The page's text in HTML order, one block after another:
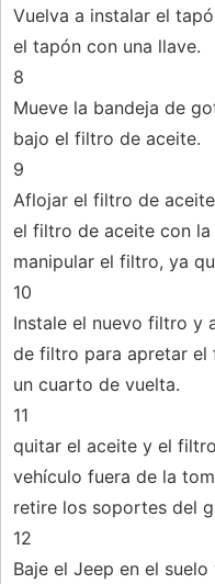
Vuelva a instalar el
el tapón con una llave.
8
Mueve la bandeja de
bajo el filtro de aceite.
9
Aflojar el filtro de
el filtro de aceite con la
manipular el filtro, ya
10
Instale el nuevo filtro y
de filtro para apretar el
un cuarto de vuelta.
11
quitar el aceite y el
vehículo fuera de la
retire los soportes del
12
Baje el Jeep en el